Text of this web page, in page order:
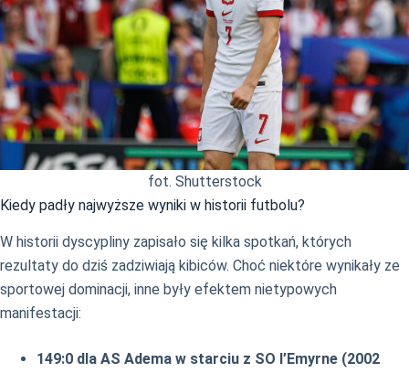
fot. Shutterstock
Kiedy padły najwyższe wyniki w historii futbolu?
W historii dyscypliny zapisało się kilka spotkań, których
rezultaty do dziś zadziwiają kibiców. Choć niektóre wynikały ze
sportowej dominacji, inne były efektem nietypowych
manifestacji:
149:0 dla AS Adema w starciu z SO l’Emyrne (2002